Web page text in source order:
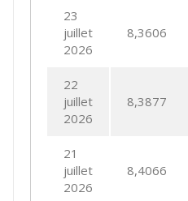
23
juillet
2026
8,3606
22
juillet
2026
8,3877
21
juillet
2026
8,4066